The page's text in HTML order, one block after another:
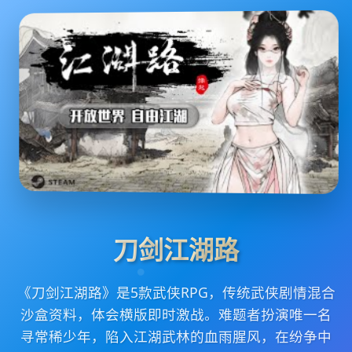
刀剑江湖路
《刀剑江湖路》是5款武侠RPG，传统武侠剧情混合
沙盒资料，体会横版即时激战。难题者扮演唯一名
寻常稀少年，陷入江湖武林的血雨腥风，在纷争中